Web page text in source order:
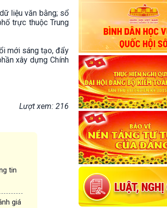
liệu văn bằng; sổ
trực thuộc Trung
mới sáng tạo, đẩy
xây dựng Chính
Lượt xem: 216
tin
giá